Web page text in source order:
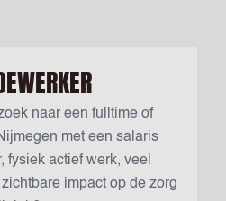
naar een fulltime of
met een salaris
fysiek actief werk, veel
impact op de zorg